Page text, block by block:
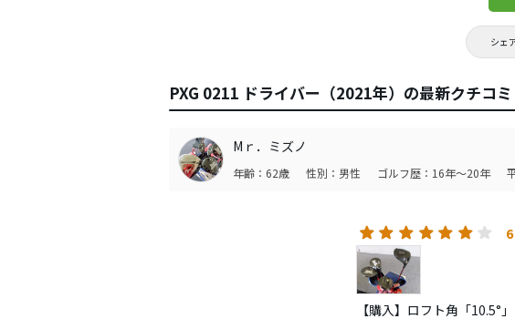
シェ
PXG 0211 ドライバー（2021年）の最新クチコミ
Mｒ．ミズノ
年齢：62歳 性別：男性 ゴルフ歴：16年～20年
6
【購入】ロフト角「10.5°」